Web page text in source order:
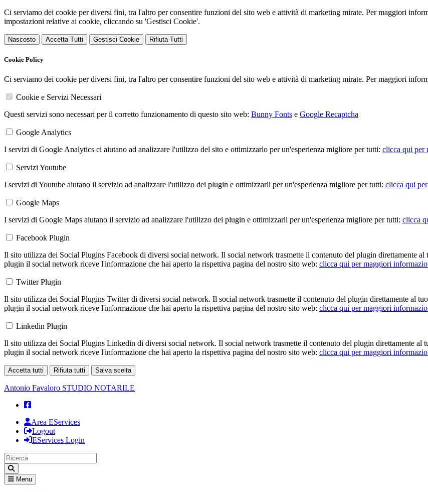
Ci serviamo dei cookie per diversi fini, tra l'altro per consentire funzioni del sito web e attività di marketing mirate. Per maggiori
impostazioni relative ai cookie, cliccando su 'Gestisci Cookie'.
Nascosto Accetta Tutti Gestisci Cookie Rifiuta Tutti
Cookie Policy
Ci serviamo dei cookie per diversi fini, tra l'altro per consentire funzioni del sito web e attività di marketing mirate. Per maggiori
Cookie e Servizi Necessari
Questi servizi sono necessari per il corretto funzionamento di questo sito web: Bunny Fonts e Google Recaptcha
Google Analytics
I servizi di Google Analytics ci aiutano ad analizzare l'utilizzo del sito e ottimizzarlo per un'esperienza migliore per tutti: clicca qui per
Servizi Youtube
I servizi di Youtube aiutano il servizio ad analizzare l'utilizzo dei plugin e ottimizzarli per un'esperienza migliore per tutti: clicca qui
Google Maps
I servizi di Google Maps aiutano il servizio ad analizzare l'utilizzo dei plugin e ottimizzarli per un'esperienza migliore per tutti: clicca
Facebook Plugin
Il sito utilizza dei Social Plugins Facebook di diversi social network. Il social network trasmette il contenuto del plugin direttamente
plugin il social network riceve l'informazione che hai aperto la rispettiva pagina del nostro sito web: clicca qui per maggiori
Twitter Plugin
Il sito utilizza dei Social Plugins Twitter di diversi social network. Il social network trasmette il contenuto del plugin direttamente al
plugin il social network riceve l'informazione che hai aperto la rispettiva pagina del nostro sito web: clicca qui per maggiori
Linkedin Plugin
Il sito utilizza dei Social Plugins Linkedin di diversi social network. Il social network trasmette il contenuto del plugin direttamente al
plugin il social network riceve l'informazione che hai aperto la rispettiva pagina del nostro sito web: clicca qui per maggiori
Accetta tutti Rifiuta tutti Salva scelta
Antonio Favaloro STUDIO NOTARILE
Area EServices
Logout
EServices Login
Menu